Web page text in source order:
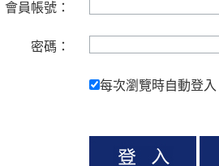
會員帳號：
密碼：
每次瀏覽時自動登入